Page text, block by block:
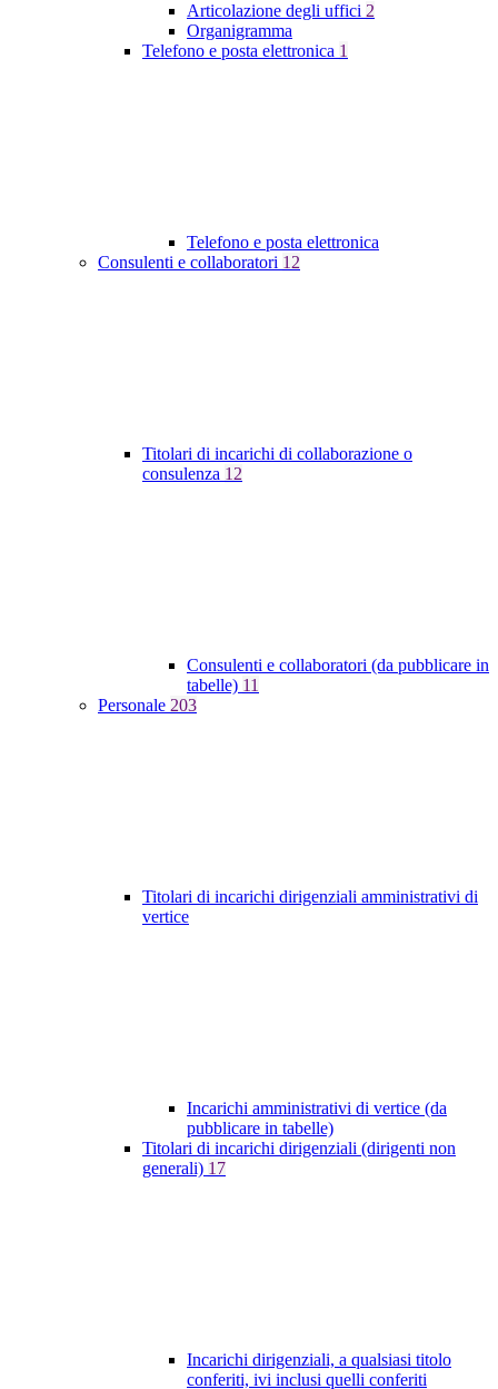
Articolazione degli uffici 2
Organigramma
Telefono e posta elettronica 1
Telefono e posta elettronica
Consulenti e collaboratori 12
Titolari di incarichi di collaborazione o
consulenza 12
Consulenti e collaboratori (da pubblicare in
tabelle) 11
Personale 203
Titolari di incarichi dirigenziali amministrativi di
vertice
Incarichi amministrativi di vertice (da
pubblicare in tabelle)
Titolari di incarichi dirigenziali (dirigenti non
generali) 17
Incarichi dirigenziali, a qualsiasi titolo
conferiti, ivi inclusi quelli conferiti